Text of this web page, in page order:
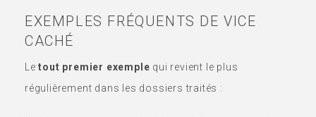
EXEMPLES FRÉQUENTS DE VICE
CACHÉ
Letout premier exemple qui revient le plus
régulièrement dans les dossiers traités :